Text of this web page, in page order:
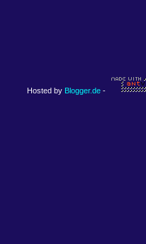
Hosted by Blogger.de -